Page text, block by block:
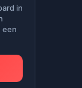
in
een